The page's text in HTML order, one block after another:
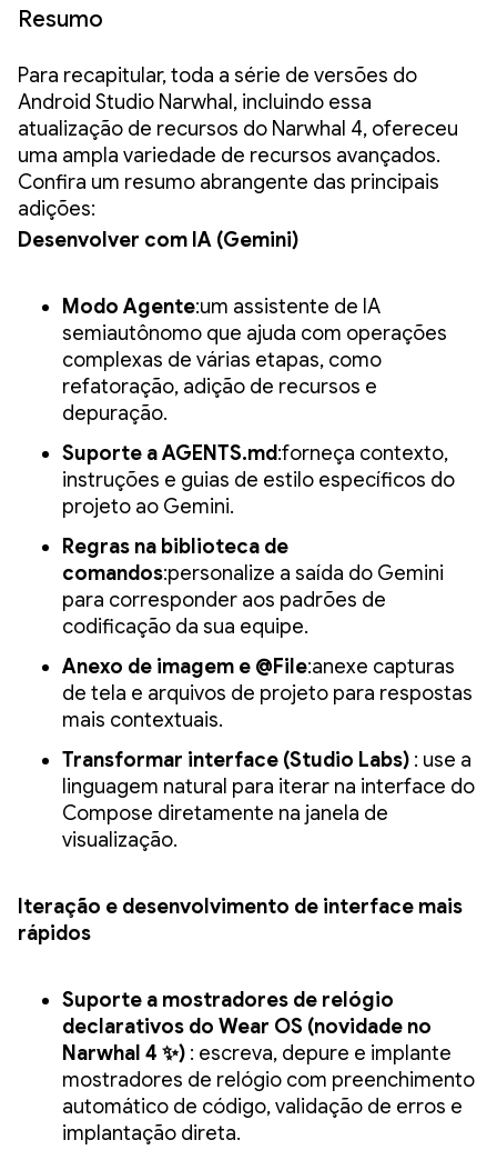
Resumo
Para recapitular, toda a série de versões do
Android Studio Narwhal, incluindo essa
atualização de recursos do Narwhal 4, ofereceu
uma ampla variedade de recursos avançados.
Confira um resumo abrangente das principais
adições:
Desenvolver com IA (Gemini)
Modo Agente:um assistente de IA
semiautônomo que ajuda com operações
complexas de várias etapas, como
refatoração, adição de recursos e
depuração.
Suporte a AGENTS.md:forneça contexto,
instruções e guias de estilo específicos do
projeto ao Gemini.
Regras na biblioteca de
comandos:personalize a saída do Gemini
para corresponder aos padrões de
codificação da sua equipe.
Anexo de imagem e @File:anexe capturas
de tela e arquivos de projeto para respostas
mais contextuais.
Transformar interface (Studio Labs) : use a
linguagem natural para iterar na interface do
Compose diretamente na janela de
visualização.
Iteração e desenvolvimento de interface mais
rápidos
Suporte a mostradores de relógio
declarativos do Wear OS (novidade no
Narwhal 4 ✨) : escreva, depure e implante
mostradores de relógio com preenchimento
automático de código, validação de erros e
implantação direta.